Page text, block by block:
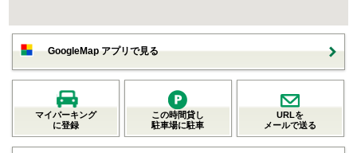
GoogleMap アプリで見る
マイパーキング
に登録
この時間貸し
駐車場に駐車
URLを
メールで送る